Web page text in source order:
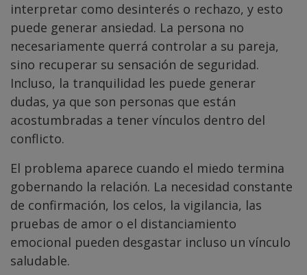
interpretar como desinterés o rechazo, y esto
puede generar ansiedad. La persona no
necesariamente querrá controlar a su pareja,
sino recuperar su sensación de seguridad.
Incluso, la tranquilidad les puede generar
dudas, ya que son personas que están
acostumbradas a tener vínculos dentro del
conflicto.
El problema aparece cuando el miedo termina
gobernando la relación. La necesidad constante
de confirmación, los celos, la vigilancia, las
pruebas de amor o el distanciamiento
emocional pueden desgastar incluso un vínculo
saludable.